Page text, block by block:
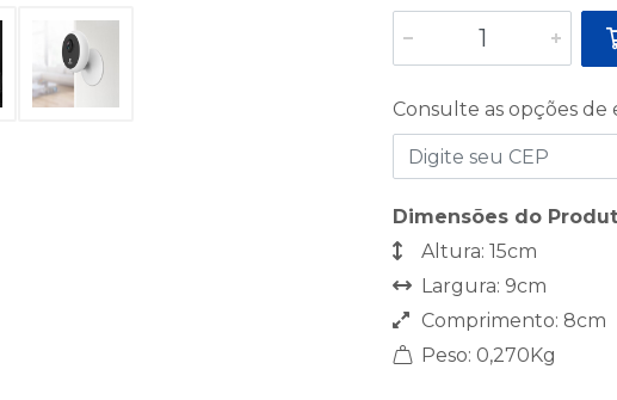
Consulte as opções de
Dimensões do
Altura: 15cm
Largura: 9cm
Comprimento: 8cm
Peso: 0,270Kg